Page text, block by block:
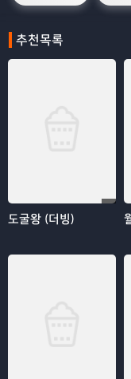
추천목록
도굴왕 (더빙)